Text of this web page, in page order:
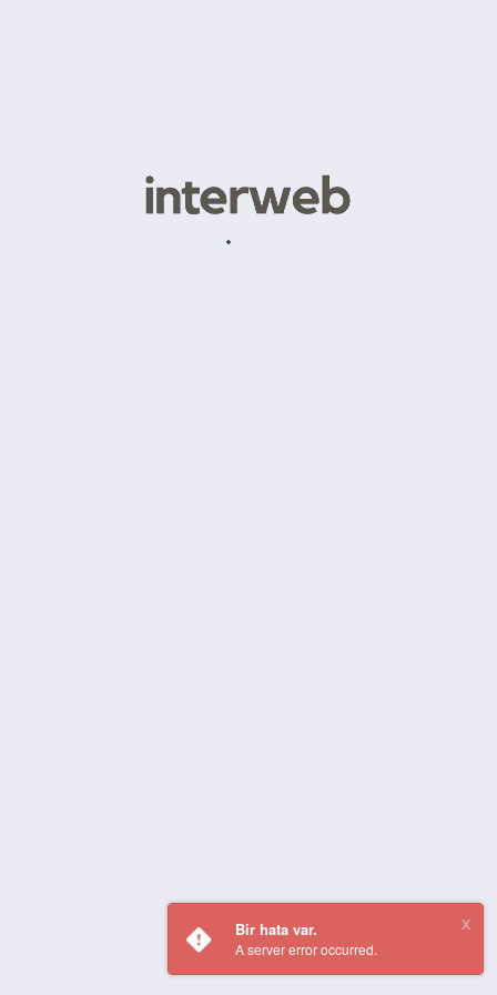
Bir hata var.
A server error occurred.